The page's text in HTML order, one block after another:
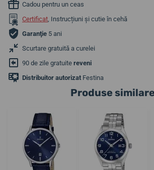
Cadou pentru un ceas
Certificat, Instrucțiuni și cutie în cehă
Garanţie 5 ani
Scurtare gratuită a curelei
90 de zile gratuite reveni
Distribuitor autorizat Festina
Produse similare